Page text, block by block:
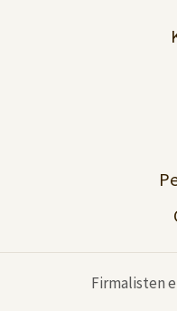
Firmalisten